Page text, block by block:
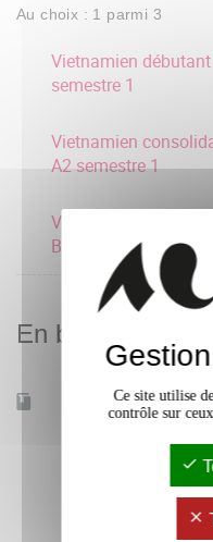
Au choix : 1 parmi 3
Vietnamien débutant
semestre 1
Vietnamien
A2 semestre 1
Vietnamien
B1 semestre 1
En bref
Accessible à distance
Ce site utilise
contrôle sur